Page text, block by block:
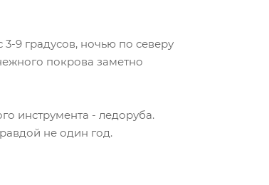
9 градусов, ночью по северу
покрова заметно
инструмента - ледоруба.
не один год.